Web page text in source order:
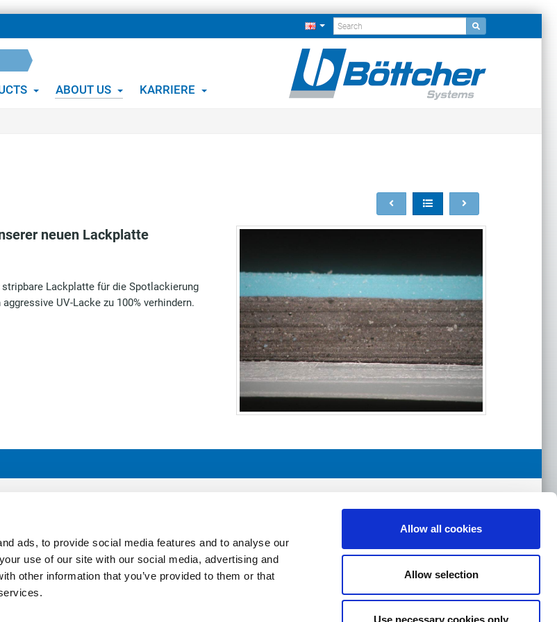
ads, to provide social media features and to analyse our
use of our site with our social media, advertising and
other information that you’ve provided to them or that
Allow all cookies
Allow selection
Use necessary cookies only
ABOUT US KARRIERE
neuen Lackplatte
Lackplatte für die Spotlackierung
UV-Lacke zu 100% verhindern.
E-Mail:info@boettcher-systems.com
© Felix Böttcher GmbH & Co. KG